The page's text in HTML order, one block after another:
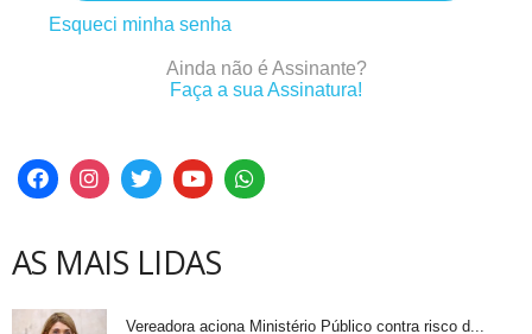
Esqueci minha senha
Ainda não é Assinante?
Faça a sua Assinatura!
AS MAIS LIDAS
Vereadora aciona Ministério Público contra risco d...